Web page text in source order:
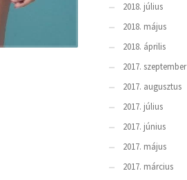
2018. július
2018. május
2018. április
2017. szeptember
2017. augusztus
2017. július
2017. június
2017. május
2017. március